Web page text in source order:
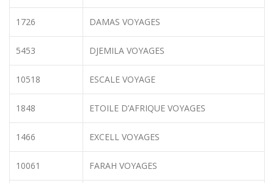
1726 DAMAS VOYAGES
5453 DJEMILA VOYAGES
10518 ESCALE VOYAGE
1848 ETOILE D’AFRIQUE VOYAGES
1466 EXCELL VOYAGES
10061 FARAH VOYAGES